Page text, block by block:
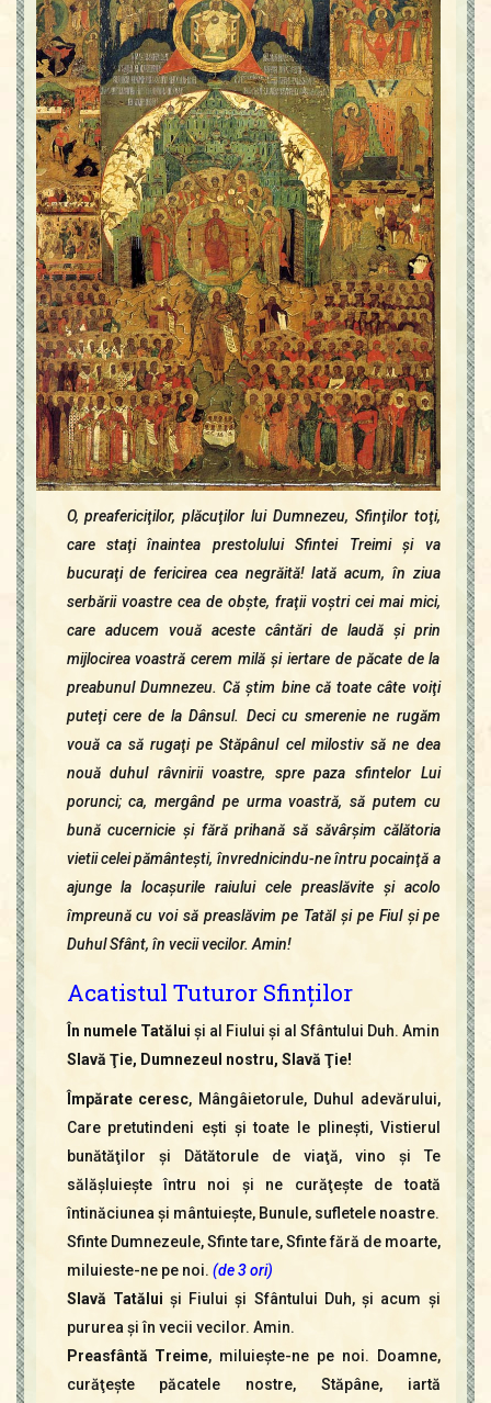
Icoane
Mărgăritare
Calendar
Glosar
Repere
Contact
O, preafericiţilor, plăcuţilor lui Dumnezeu, Sfinţilor toţi,
care staţi înaintea prestolului Sfintei Treimi şi va
bucuraţi de fericirea cea negrăită! Iată acum, în ziua
serbării voastre cea de obşte, fraţii voştri cei mai mici,
care aducem vouă aceste cântări de laudă şi prin
mijlocirea voastră cerem milă şi iertare de păcate de la
preabunul Dumnezeu. Că ştim bine că toate câte voiţi
puteţi cere de la Dânsul. Deci cu smerenie ne rugăm
vouă ca să rugaţi pe Stăpânul cel milostiv să ne dea
nouă duhul râvnirii voastre, spre paza sfintelor Lui
porunci; ca, mergând pe urma voastră, să putem cu
bună cucernicie şi fără prihană să săvârşim călătoria
vietii celei pământeşti, învrednicindu-ne întru pocainţă a
ajunge la locaşurile raiului cele preaslăvite şi acolo
împreună cu voi să preaslăvim pe Tatăl şi pe Fiul şi pe
Duhul Sfânt, în vecii vecilor. Amin!
Acatistul Tuturor Sfinţilor
În numele Tatălui şi al Fiului şi al Sfântului Duh. Amin
Slavă Ţie, Dumnezeul nostru, Slavă Ţie!
Împărate ceresc, Mângâietorule, Duhul adevărului,
Care pretutindeni eşti şi toate le plineşti, Vistierul
bunătăţilor şi Dătătorule de viaţă, vino şi Te
sălăşluieşte întru noi şi ne curăţeşte de toată
întinăciunea şi mântuieşte, Bunule, sufletele noastre.
Sfinte Dumnezeule, Sfinte tare, Sfinte fără de moarte,
miluieste-ne pe noi. (de 3 ori)
Slavă Tatălui şi Fiului şi Sfântului Duh, şi acum şi
pururea şi în vecii vecilor. Amin.
Preasfântă Treime, miluieşte-ne pe noi. Doamne,
curăţeşte păcatele nostre, Stăpâne, iartă